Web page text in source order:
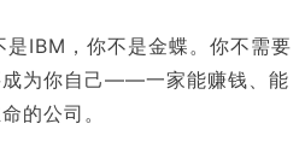
IBM，你不是金蝶。你不需要
成为你自己——一家能赚钱、能
的公司。